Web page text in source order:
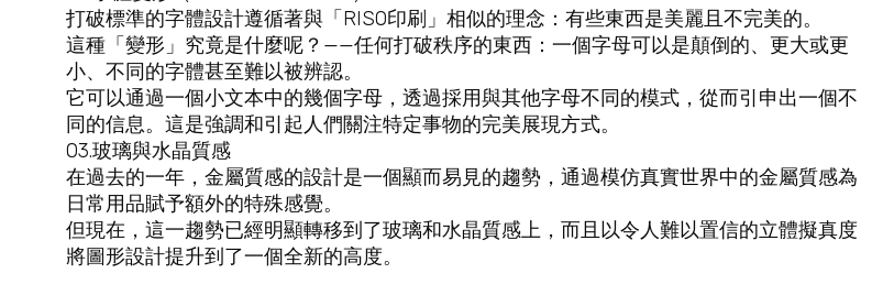
打破標準的字體設計遵循著與「RISO印刷」相似的理念：有些東西是美麗且不完美的。
這種「變形」究竟是什麼呢？——任何打破秩序的東西：一個字母可以是顛倒的、更大或更
小、不同的字體甚至難以被辨認。
它可以通過一個小文本中的幾個字母，透過採用與其他字母不同的模式，從而引申出一個不
同的信息。這是強調和引起人們關注特定事物的完美展現方式。
03.玻璃與水晶質感
在過去的一年，金屬質感的設計是一個顯而易見的趨勢，通過模仿真實世界中的金屬質感為
日常用品賦予額外的特殊感覺。
但現在，這一趨勢已經明顯轉移到了玻璃和水晶質感上，而且以令人難以置信的立體擬真度
將圖形設計提升到了一個全新的高度。